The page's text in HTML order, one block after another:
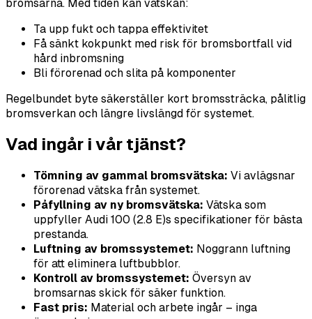
bromsarna. Med tiden kan vätskan:
Ta upp fukt och tappa effektivitet
Få sänkt kokpunkt med risk för bromsbortfall vid
hård inbromsning
Bli förorenad och slita på komponenter
Regelbundet byte säkerställer kort bromssträcka, pålitlig
bromsverkan och längre livslängd för systemet.
Vad ingår i vår tjänst?
Tömning av gammal bromsvätska: Vi avlägsnar
förorenad vätska från systemet.
Påfyllning av ny bromsvätska: Vätska som
uppfyller Audi 100 (2.8 E)s specifikationer för bästa
prestanda.
Luftning av bromssystemet: Noggrann luftning
för att eliminera luftbubblor.
Kontroll av bromssystemet: Översyn av
bromsarnas skick för säker funktion.
Fast pris: Material och arbete ingår – inga